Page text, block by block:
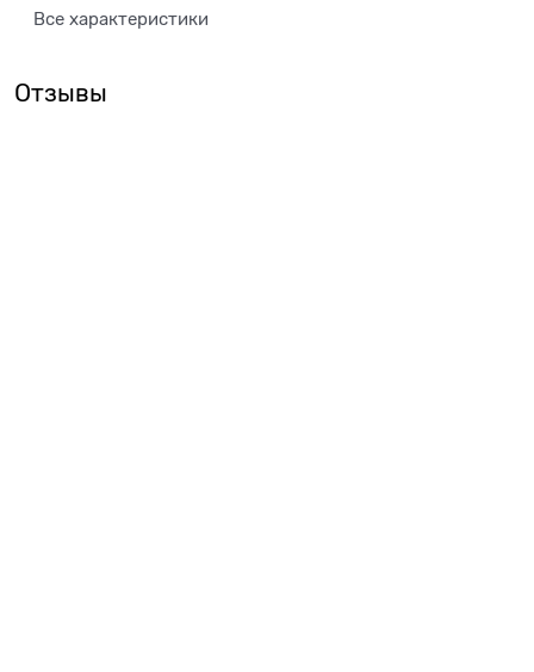
Все характеристики
Отзывы